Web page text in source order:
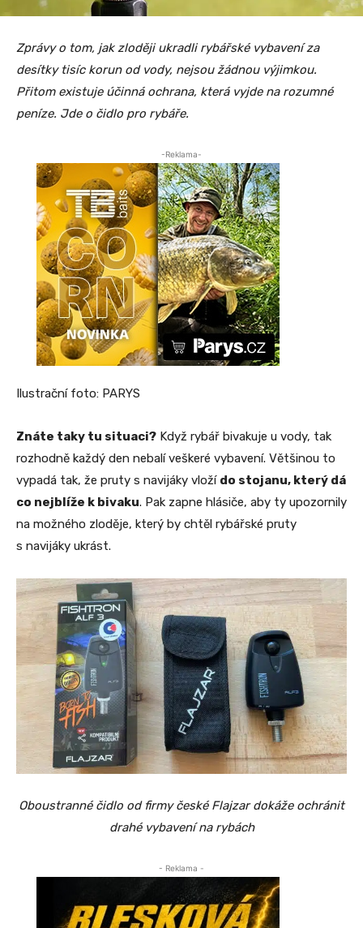
Zprávy o tom, jak zloději ukradli rybářské vybavení za
desítky tisíc korun od vody, nejsou žádnou výjimkou.
Přitom existuje účinná ochrana, která vyjde na rozumné
peníze. Jde o čidlo pro rybáře.
-Reklama-
Ilustrační foto: PARYS
Znáte taky tu situaci? Když rybář bivakuje u vody, tak
rozhodně každý den nebalí veškeré vybavení. Většinou to
vypadá tak, že pruty s navijáky vloží do stojanu, který dá
co nejblíže k bivaku. Pak zapne hlásiče, aby ty upozornily
na možného zloděje, který by chtěl rybářské pruty
s navijáky ukrást.
Oboustranné čidlo od firmy české Flajzar dokáže ochránit
drahé vybavení na rybách
- Reklama -